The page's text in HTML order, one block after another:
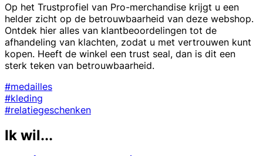
Op het Trustprofiel van Pro-merchandise krijgt u een
helder zicht op de betrouwbaarheid van deze webshop.
Ontdek hier alles van klantbeoordelingen tot de
afhandeling van klachten, zodat u met vertrouwen kunt
kopen. Heeft de winkel een trust seal, dan is dit een
sterk teken van betrouwbaarheid.
#medailles
#kleding
#relatiegeschenken
Ik wil...